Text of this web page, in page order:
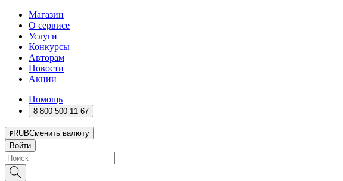
Магазин
О сервисе
Услуги
Конкурсы
Авторам
Новости
Акции
Помощь
8 800 500 11 67
RUBСменить валюту
Войти